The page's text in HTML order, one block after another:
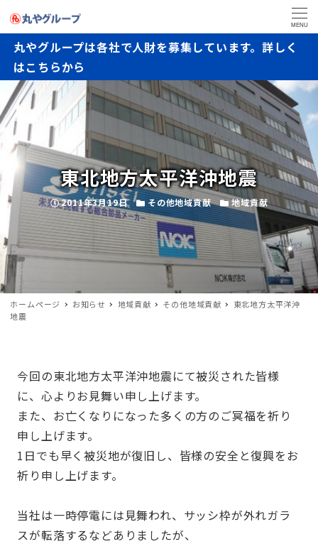
MENU
丸やグループは各社で人財を募集しています。詳しく
はこちらから
東北地方太平洋沖地震
2011年3月19日 その他地域貢献 地域貢献
ホームページ お知らせ 地域貢献 その他地域貢献
東北地方太平洋沖
地震
今回の東北地方太平洋沖地震にて被災された皆様
に、心よりお見舞い申し上げます。
また、お亡くなりになった多くの方のご冥福を祈り
申し上げます。
1日でも早く被災地が復旧し、皆様の安全と復興をお
祈り申し上げます。
当社は一時停電には見舞われ、サッシ枠が外れガラ
スが転落するなどありましたが、